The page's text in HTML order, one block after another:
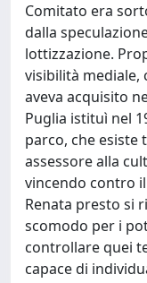
Comitato era
dalla
lottizzazione.
visibilità mediale,
aveva acquisito
Puglia istituì nel
parco, che esiste
assessore alla
vincendo contro
Renata presto si
scomodo per i
controllare quei
capace di